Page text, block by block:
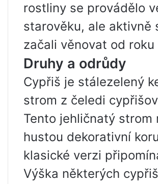
rostliny se provádělo
starověku, ale aktivně
začali věnovat od roku
Druhy a odrůdy
Cypřiš je stálezelený
strom z čeledi
Tento jehličnatý strom
hustou dekorativní
klasické verzi
Výška některých